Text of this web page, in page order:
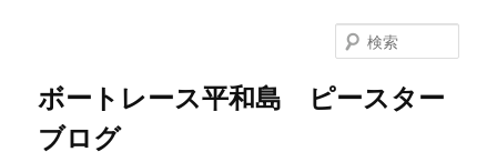
ボートレース平和島 ピースター
ブログ
索